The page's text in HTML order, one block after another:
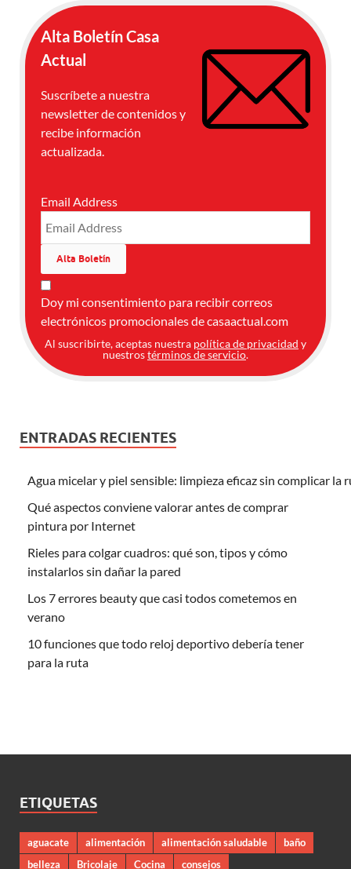
Alta Boletín Casa
Actual
Suscríbete a nuestra
newsletter de contenidos y
recibe información
actualizada.
Email Address
Doy mi consentimiento para recibir correos
electrónicos promocionales de casaactual.com
Al suscribirte, aceptas nuestra política de privacidad y
nuestrostérminos de servicio.
ENTRADAS RECIENTES
Agua micelar y piel sensible: limpieza eficaz sin complicar la
Qué aspectos conviene valorar antes de comprar
pintura por Internet
Rieles para colgar cuadros: qué son, tipos y cómo
instalarlos sin dañar la pared
Los 7 errores beauty que casi todos cometemos en
verano
10 funciones que todo reloj deportivo debería tener
para la ruta
ETIQUETAS
aguacate alimentación alimentación saludable
baño
belleza
Bricolaje Cocina consejos